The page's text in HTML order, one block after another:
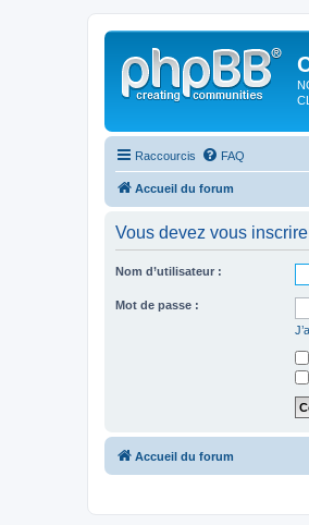
Raccourcis FAQ
Accueil du forum
Vous devez vous
Nom d’utilisateur :
Mot de passe :
Accueil du forum